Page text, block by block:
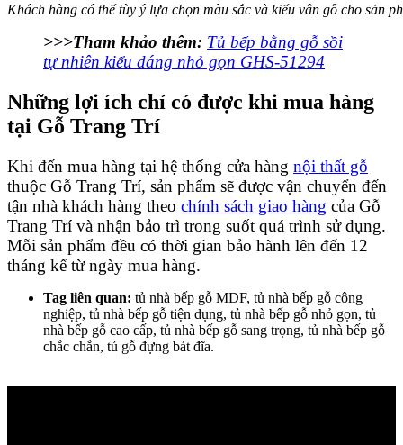
Khách hàng có thể tùy ý lựa chọn màu sắc và kiểu vân gỗ cho sản
>>>Tham khảo thêm: Tủ bếp bằng gỗ sồi
tự nhiên kiểu dáng nhỏ gọn GHS-51294
Những lợi ích chỉ có được khi mua hàng
tại Gỗ Trang Trí
Khi đến mua hàng tại hệ thống cửa hàng nội thất gỗ
thuộc Gỗ Trang Trí, sản phẩm sẽ được vận chuyển đến
tận nhà khách hàng theo chính sách giao hàng của Gỗ
Trang Trí và nhận bảo trì trong suốt quá trình sử dụng.
Mỗi sản phẩm đều có thời gian bảo hành lên đến 12
tháng kể từ ngày mua hàng.
Tag liên quan: tủ nhà bếp gỗ MDF, tủ nhà bếp gỗ công
nghiệp, tủ nhà bếp gỗ tiện dụng, tủ nhà bếp gỗ nhỏ gọn, tủ
nhà bếp gỗ cao cấp, tủ nhà bếp gỗ sang trọng, tủ nhà bếp gỗ
chắc chắn, tủ gỗ đựng bát đĩa.